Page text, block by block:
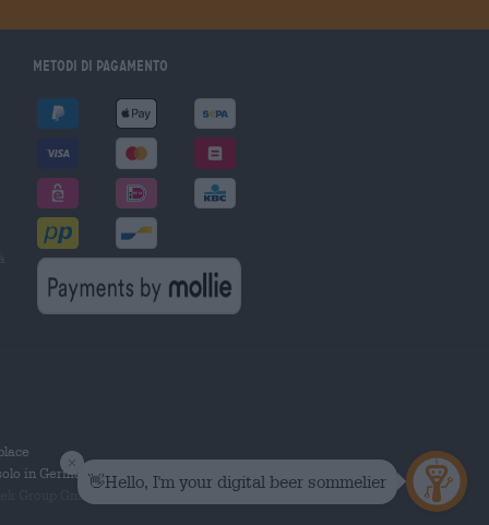
Metodi di pagamento
in Germania.
Group GmbH. Tutti i diritti riservati.